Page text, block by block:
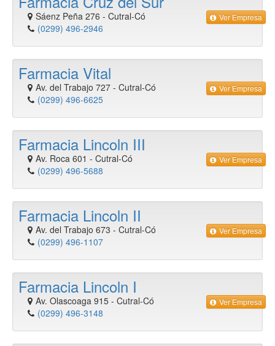
Sáenz Peña 276 - Cutral-Có
(0299) 496-2946
Ver Empresa
Farmacia Vital
Av. del Trabajo 727 - Cutral-Có
(0299) 496-6625
Ver Empresa
Farmacia Lincoln III
Av. Roca 601 - Cutral-Có
(0299) 496-5688
Ver Empresa
Farmacia Lincoln II
Av. del Trabajo 673 - Cutral-Có
(0299) 496-1107
Ver Empresa
Farmacia Lincoln I
Av. Olascoaga 915 - Cutral-Có
(0299) 496-3148
Ver Empresa